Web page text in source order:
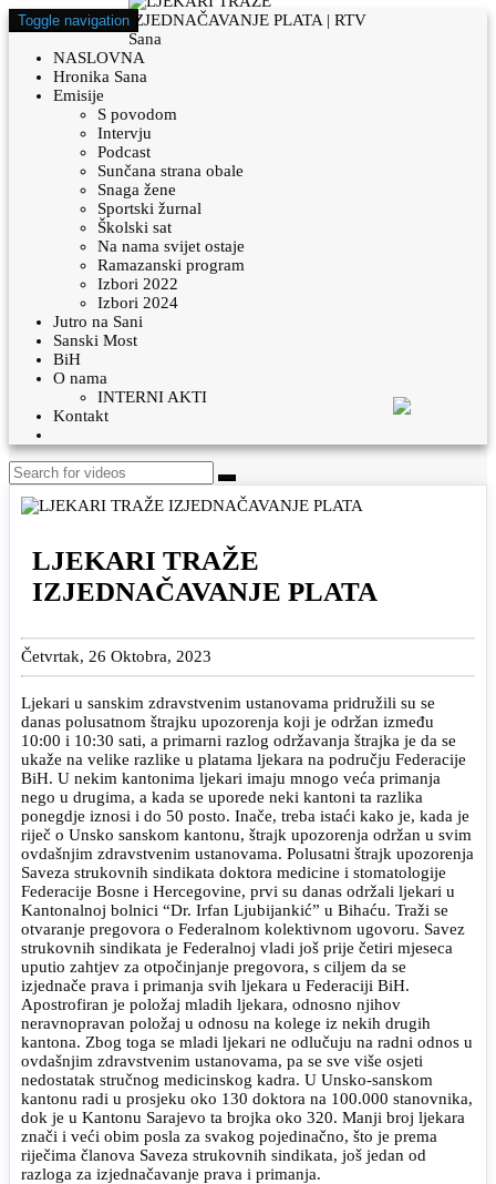
Toggle navigation
NASLOVNA
Hronika Sana
Emisije
S povodom
Intervju
Podcast
Sunčana strana obale
Snaga žene
Sportski žurnal
Školski sat
Na nama svijet ostaje
Ramazanski program
Izbori 2022
Izbori 2024
Jutro na Sani
Sanski Most
BiH
O nama
INTERNI AKTI
Kontakt
LJEKARI TRAŽE
IZJEDNAČAVANJE PLATA
Četvrtak, 26 Oktobra, 2023
Ljekari u sanskim zdravstvenim ustanovama pridružili su se
danas polusatnom štrajku upozorenja koji je održan između
10:00 i 10:30 sati, a primarni razlog održavanja štrajka je da se
ukaže na velike razlike u platama ljekara na području Federacije
BiH. U nekim kantonima ljekari imaju mnogo veća primanja
nego u drugima, a kada se uporede neki kantoni ta razlika
ponegdje iznosi i do 50 posto. Inače, treba istaći kako je, kada je
riječ o Unsko sanskom kantonu, štrajk upozorenja održan u svim
ovdašnjim zdravstvenim ustanovama. Polusatni štrajk upozorenja
Saveza strukovnih sindikata doktora medicine i stomatologije
Federacije Bosne i Hercegovine, prvi su danas održali ljekari u
Kantonalnoj bolnici “Dr. Irfan Ljubijankić” u Bihaću. Traži se
otvaranje pregovora o Federalnom kolektivnom ugovoru. Savez
strukovnih sindikata je Federalnoj vladi još prije četiri mjeseca
uputio zahtjev za otpočinjanje pregovora, s ciljem da se
izjednače prava i primanja svih ljekara u Federaciji BiH.
Apostrofiran je položaj mladih ljekara, odnosno njihov
neravnopravan položaj u odnosu na kolege iz nekih drugih
kantona. Zbog toga se mladi ljekari ne odlučuju na radni odnos u
ovdašnjim zdravstvenim ustanovama, pa se sve više osjeti
nedostatak stručnog medicinskog kadra. U Unsko-sanskom
kantonu radi u prosjeku oko 130 doktora na 100.000 stanovnika,
dok je u Kantonu Sarajevo ta brojka oko 320. Manji broj ljekara
znači i veći obim posla za svakog pojedinačno, što je prema
riječima članova Saveza strukovnih sindikata, još jedan od
razloga za izjednačavanje prava i primanja.